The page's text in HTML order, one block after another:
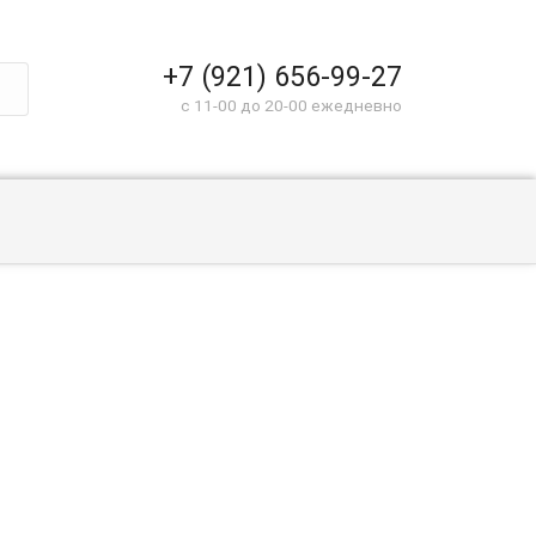
+7 (921) 656-99-27
c 11-00 до 20-00 ежедневно